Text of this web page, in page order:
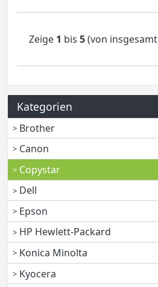
Zeige 1 bis 5(von insgesamt
Kategorien
Brother
Canon
Copystar
Dell
Epson
HP Hewlett-Packard
Konica Minolta
Kyocera